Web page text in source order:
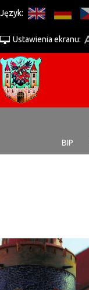
Język:
Ustawienia ekranu:
BIP